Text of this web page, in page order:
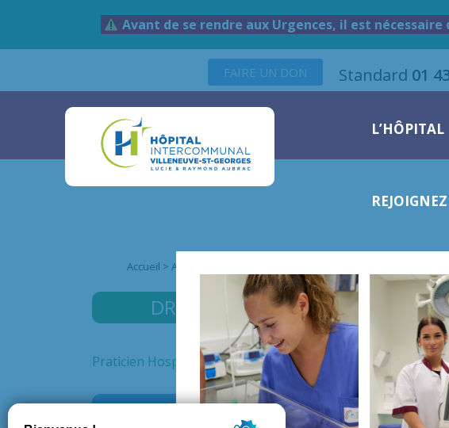
Avant de se rendre aux Urgences, il est
Standard 01
FAIRE UN DON
L’HÔPITAL
Accueil > Annuaire des médecins
DR BENMANSOURLEILA
Praticien Hospitalier
Unité de gériatrie